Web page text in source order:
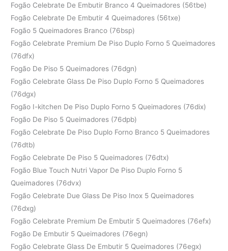
Fogão Celebrate De Embutir Branco 4 Queimadores (56tbe)
Fogão Celebrate De Embutir 4 Queimadores (56txe)
Fogão 5 Queimadores Branco (76bsp)
Fogão Celebrate Premium De Piso Duplo Forno 5 Queimadores
(76dfx)
Fogão De Piso 5 Queimadores (76dgn)
Fogão Celebrate Glass De Piso Duplo Forno 5 Queimadores
(76dgx)
Fogão I-kitchen De Piso Duplo Forno 5 Queimadores (76dix)
Fogão De Piso 5 Queimadores (76dpb)
Fogão Celebrate De Piso Duplo Forno Branco 5 Queimadores
(76dtb)
Fogão Celebrate De Piso 5 Queimadores (76dtx)
Fogão Blue Touch Nutri Vapor De Piso Duplo Forno 5
Queimadores (76dvx)
Fogão Celebrate Due Glass De Piso Inox 5 Queimadores
(76dxg)
Fogão Celebrate Premium De Embutir 5 Queimadores (76efx)
Fogão De Embutir 5 Queimadores (76egn)
Fogão Celebrate Glass De Embutir 5 Queimadores (76egx)